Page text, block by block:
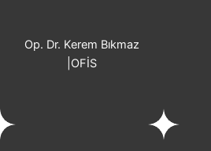
Op. Dr. Kerem Bıkmaz
OFİS